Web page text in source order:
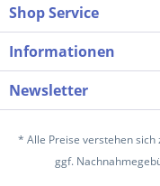
Shop Service
Informationen
Newsletter
* Alle Preise verstehen
ggf.